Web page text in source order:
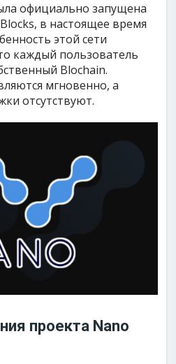
официально запущена
в настоящее время
этой сети
каждый пользователь
Blochain.
мгновенно, а
отсутствуют.
проекта Nano